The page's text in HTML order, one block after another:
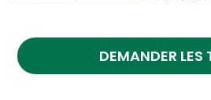
DEMANDER LES